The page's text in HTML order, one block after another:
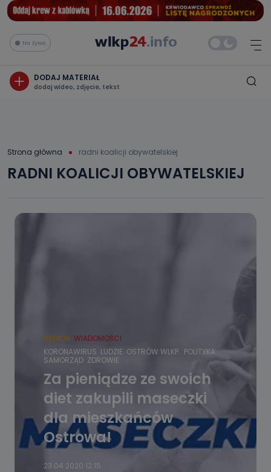
Na żywo
DODAJ MATERIAŁ
dodaj wideo, zdjęcie, tekst
Strona główna radni koalicji obywatelskiej
RADNI KOALICJI OBYWATELSKIEJ
REGION WIADOMOŚCI
KORONAWIRUS LUDZIE OSTRÓW WLKP. POLITYKA
SAMORZĄD ZDROWIE
Za pieniądze ze swoich
diet zakupili maseczki
dla mieszkańców
Ostrowa!
23.04.2020 12:15